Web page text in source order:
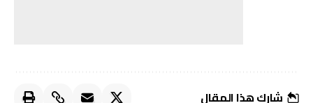
شارك هذا المقال